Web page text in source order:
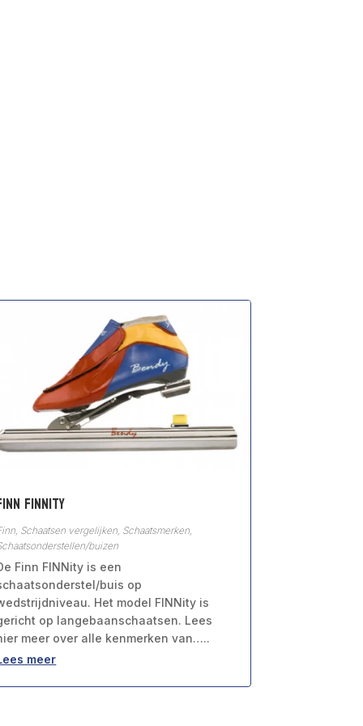
FINNity
, Schaatsen vergelijken, Schaatsmerken,
buizen
Finn FINNity is een
buis op
Het model FINNity is
op langebaanschaatsen. Lees
meer over alle kenmerken van…..
meer